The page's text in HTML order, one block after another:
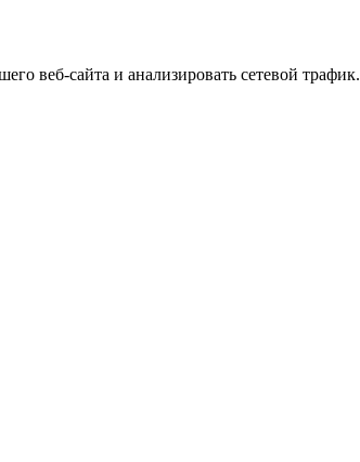
веб-сайта и анализировать сетевой трафик.